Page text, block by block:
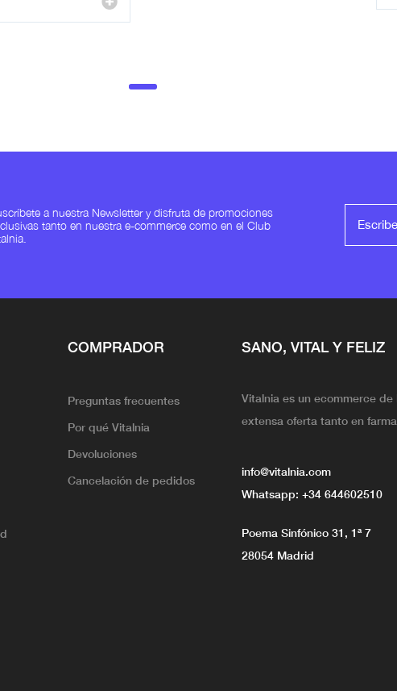
a nuestra Newsletter y disfruta de promociones
tanto en nuestra e-commerce como en el Club
COMPRADOR
Preguntas frecuentes
Por qué Vitalnia
Devoluciones
Cancelación de pedidos
SANO, VITAL Y FELIZ
Vitalnia es un ecommerce
extensa oferta tanto en
info@vitalnia.com
Whatsapp: +34 644602510
Poema Sinfónico 31, 1ª 7
28054 Madrid